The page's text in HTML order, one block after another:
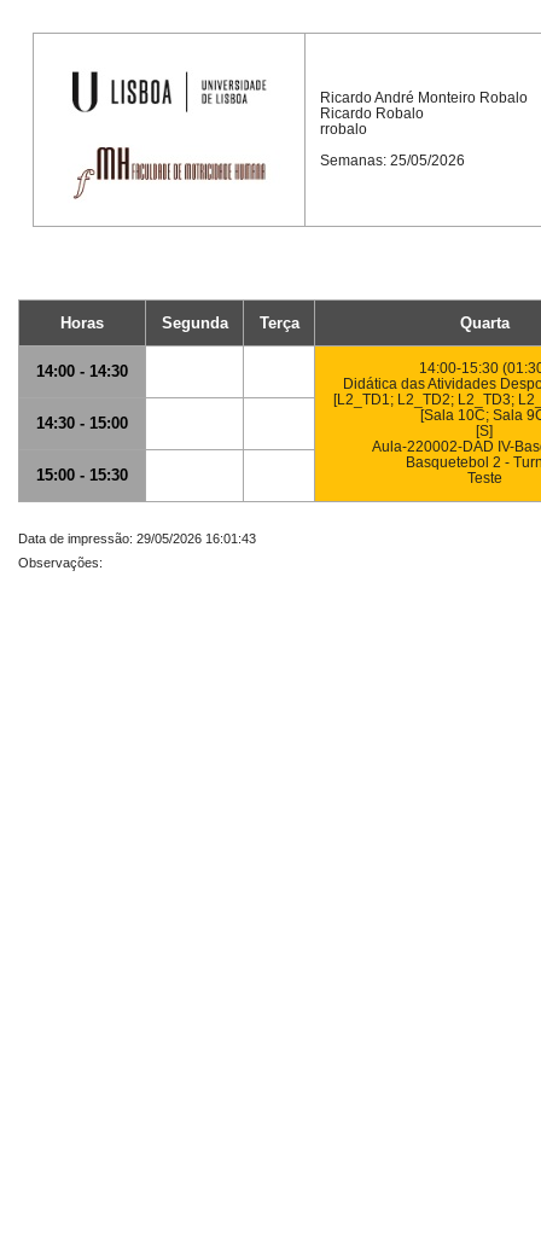
Ricardo André Monteiro Robalo
Ricardo Robalo
rrobalo
Semanas: 25/05/2026
Horas Segunda Terça Quarta
14:00 - 14:30
14:00-15:30
Didática das Atividades
[L2_TD1; L2_TD2; L2_TD3;
[Sala 10C; Sala
[S]
Aula-220002-DAD IV-
Basquetebol 2 -
Teste
14:30 - 15:00
15:00 - 15:30
Data de impressão: 29/05/2026 16:01:43
Observações: